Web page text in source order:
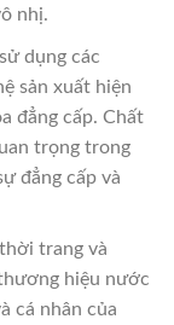
nhị.
dụng các
sản xuất hiện
đẳng cấp. Chất
trọng trong
đẳng cấp và
trang và
hiệu nước
cá nhân của